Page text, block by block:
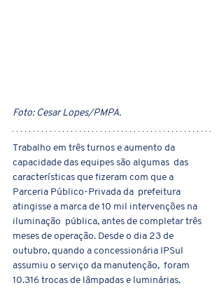
Foto: Cesar Lopes/PMPA.
Trabalho em três turnos e aumento da
capacidade das equipes são algumas  das
características que fizeram com que a
Parceria Público-Privada da  prefeitura
atingisse a marca de 10 mil intervenções na
iluminação  pública, antes de completar três
meses de operação. Desde o dia 23 de
outubro, quando a concessionária IPSul
assumiu o serviço da manutenção,  foram
10.316 trocas de lâmpadas e luminárias.